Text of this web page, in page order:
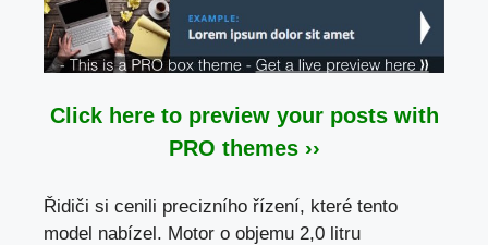
Click here to preview your posts with
PRO themes ››
Řidiči si cenili precizního řízení, které tento
model nabízel. Motor o objemu 2,0 litru